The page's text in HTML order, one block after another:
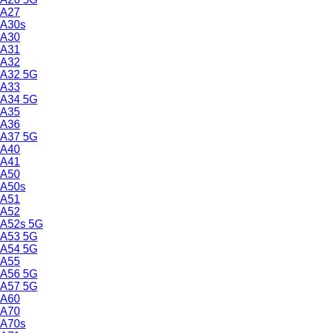
A27
A30s
A30
A31
A32
A32 5G
A33
A34 5G
A35
A36
A37 5G
A40
A41
A50
A50s
A51
A52
A52s 5G
A53 5G
A54 5G
A55
A56 5G
A57 5G
A60
A70
A70s